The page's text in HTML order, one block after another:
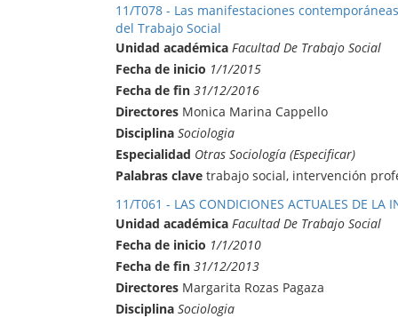
11/T078 - Las manifestaciones
del Trabajo Social
Unidad académica Facultad De Trabajo Social
Fecha de inicio 1/1/2015
Fecha de fin 31/12/2016
Directores Monica Marina Cappello
Disciplina Sociologia
Especialidad Otras Sociología (Especificar)
Palabras clave trabajo social, intervención
11/T061 - LAS CONDICIONES ACTUALES DE LA
Unidad académica Facultad De Trabajo Social
Fecha de inicio 1/1/2010
Fecha de fin 31/12/2013
Directores Margarita Rozas Pagaza
Disciplina Sociologia